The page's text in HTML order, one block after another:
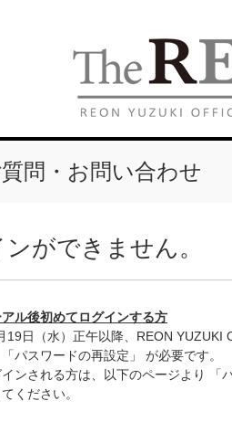
問・お問い合わせ
ンができません。
ル後初めてログインする方
19日（水）正午以降、REON YUZUKI
パスワードの再設定」 が必要です。
ンされる方は、以下のページより 「
ください。